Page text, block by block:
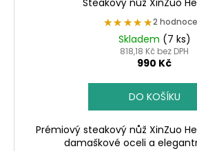
Steakový nůž XinZuo He
★★★★★
★★★★★2
Skladem (7 ks)
818,18 Kč bez DPH
990 Kč
DO KOŠÍKU
Prémiový steakový nůž XinZuo He
damaškové oceli a